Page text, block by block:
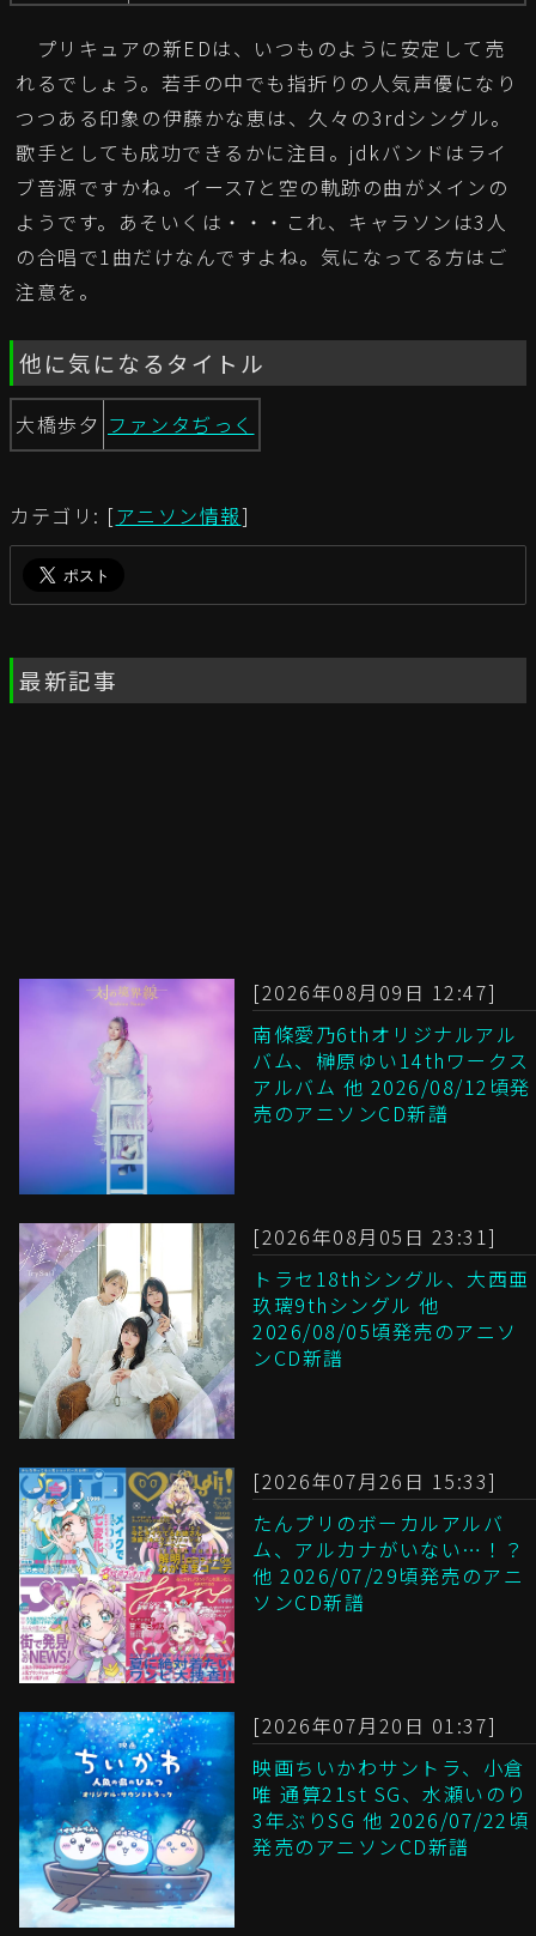
プリキュアの新EDは、いつものように安定して売
れるでしょう。若手の中でも指折りの人気声優になり
つつある印象の伊藤かな恵は、久々の3rdシングル。
歌手としても成功できるかに注目。jdkバンドはライ
ブ音源ですかね。イース7と空の軌跡の曲がメインの
ようです。あそいくは・・・これ、キャラソンは3人
の合唱で1曲だけなんですよね。気になってる方はご
注意を。
他に気になるタイトル
大橋歩夕 ファンタぢっく
カテゴリ: [アニソン情報]
最新記事
[2026年08月09日 12:47]
南條愛乃6thオリジナルアル
バム、榊原ゆい14thワークス
アルバム 他 2026/08/12頃発
売のアニソンCD新譜
[2026年08月05日 23:31]
トラセ18thシングル、大西亜
玖璃9thシングル 他
2026/08/05頃発売のアニソ
ンCD新譜
[2026年07月26日 15:33]
たんプリのボーカルアルバ
ム、アルカナがいない…！？
他 2026/07/29頃発売のアニ
ソンCD新譜
[2026年07月20日 01:37]
映画ちいかわサントラ、小倉
唯 通算21st SG、水瀬いのり
3年ぶりSG 他 2026/07/22頃
発売のアニソンCD新譜